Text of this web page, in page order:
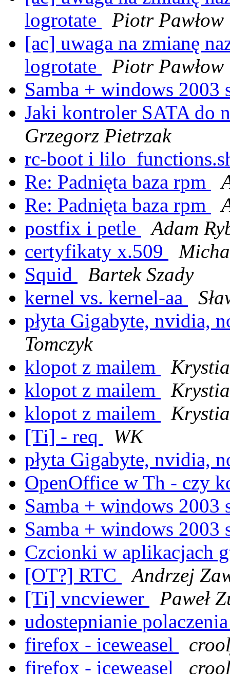
logrotate
Piotr Pawłow
[ac] uwaga na zmianę
logrotate
Piotr Pawłow
Samba + windows 2003
Jaki kontroler SATA do
Grzegorz Pietrzak
rc-boot i
Re: Padnięta baza rpm
Re: Padnięta baza rpm
postfix i petle
Adam
certyfikaty x.509
Squid
Bartek Szady
kernel vs. kernel-aa
płyta Gigabyte, nvidia,
Tomczyk
klopot z mailem
klopot z mailem
klopot z mailem
[Ti] - req
WK
płyta Gigabyte, nvidia,
OpenOffice w Th - czy
Samba + windows 2003
Samba + windows 2003
Czcionki w aplikacjach
[OT?] RTC
Andrzej
[Ti] vncviewer
Paweł
udostepnianie
firefox - iceweasel
firefox - iceweasel